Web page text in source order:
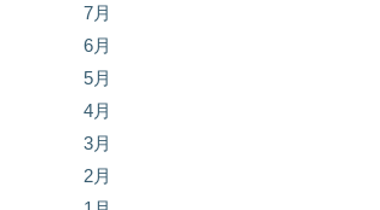
7月
6月
5月
4月
3月
2月